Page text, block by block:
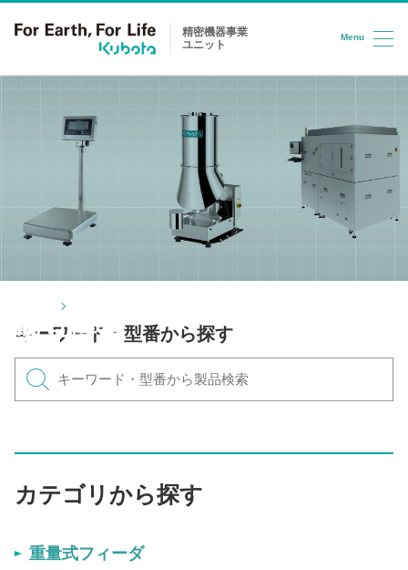
コンテンツへスキップ
精密機器事業
ユニット
Menu
製品情報
キーワード・型番から探す
カテゴリから探す
重量式フィーダ